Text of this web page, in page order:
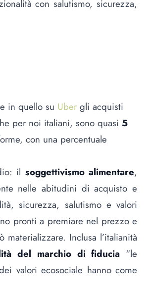
con salutismo, sicurezza,
e in quello su Uber gli acquisti
per noi italiani, sono quasi 5
con una percentuale
il soggettivismo alimentare,
nelle abitudini di acquisto e
sicurezza, salutismo e valori
pronti a premiare nel prezzo e
Inclusa l’italianità
del marchio di fiducia “le
valori ecosociale hanno come